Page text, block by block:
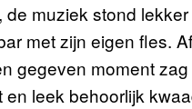
muziek stond
met zijn eigen fles.
gegeven moment
en leek behoorlijk